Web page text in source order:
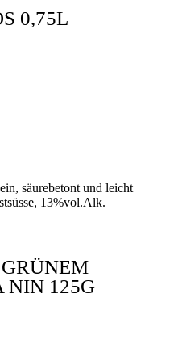
0,75L
säurebetont und leicht
13%vol.Alk.
NIN 125G